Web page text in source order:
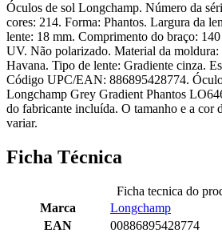
Óculos de sol Longchamp. Número da
cores: 214. Forma: Phantos. Largura da
lente: 18 mm. Comprimento do braço:
UV. Não polarizado. Material da
Havana. Tipo de lente: Gradiente cinza.
Código UPC/EAN: 886895428774.
Longchamp Grey Gradient Phantos
do fabricante incluída. O tamanho e a cor
variar.
Ficha Técnica
Ficha tecnica do
Marca
Longchamp
EAN
00886895428774